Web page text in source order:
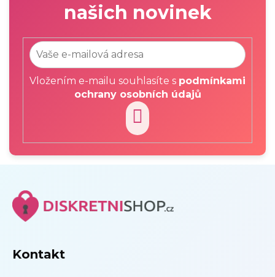
našich novinek
Vložením e-mailu souhlasíte s podmínkami
ochrany osobních údajů
PŘIHLÁSIT
SE
Kontakt